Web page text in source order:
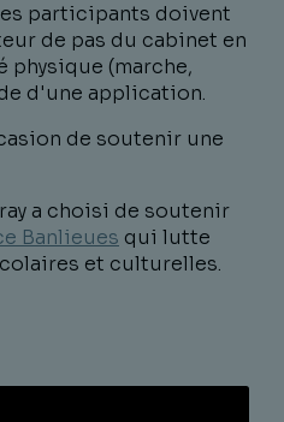
participants doivent
de pas du cabinet en
(marche,
d'une application.
de soutenir une
a choisi de soutenir
Banlieues qui lutte
et culturelles.